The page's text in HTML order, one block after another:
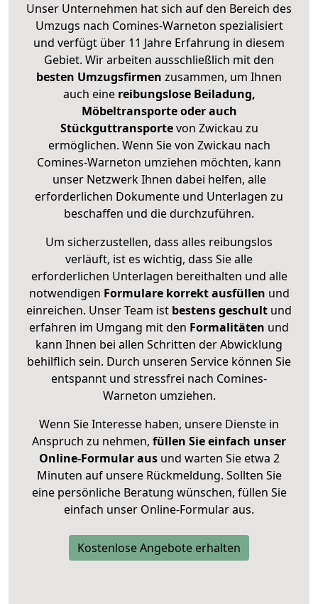
Unser Unternehmen hat sich auf den Bereich des
Umzugs nach Comines-Warneton spezialisiert
und verfügt über 11 Jahre Erfahrung in diesem
Gebiet. Wir arbeiten ausschließlich mit den
besten Umzugsfirmen zusammen, um Ihnen
auch eine reibungslose Beiladung,
Möbeltransporte oder auch
Stückguttransportevon Zwickau zu
ermöglichen. Wenn Sie von Zwickau nach
Comines-Warneton umziehen möchten, kann
unser Netzwerk Ihnen dabei helfen, alle
erforderlichen Dokumente und Unterlagen zu
beschaffen und die durchzuführen.
Um sicherzustellen, dass alles reibungslos
verläuft, ist es wichtig, dass Sie alle
erforderlichen Unterlagen bereithalten und alle
notwendigen Formulare korrekt ausfüllen und
einreichen. Unser Team ist bestens geschult und
erfahren im Umgang mit den Formalitäten und
kann Ihnen bei allen Schritten der Abwicklung
behilflich sein. Durch unseren Service können Sie
entspannt und stressfrei nach Comines-
Warneton umziehen.
Wenn Sie Interesse haben, unsere Dienste in
Anspruch zu nehmen, füllen Sie einfach unser
Online-Formular ausund warten Sie etwa 2
Minuten auf unsere Rückmeldung. Sollten Sie
eine persönliche Beratung wünschen, füllen Sie
einfach unser Online-Formular aus.
Kostenlose Angebote erhalten